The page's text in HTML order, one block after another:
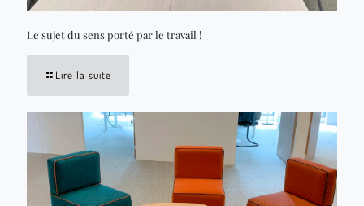
Le sujet du sens porté par le travail !
Lire la suite